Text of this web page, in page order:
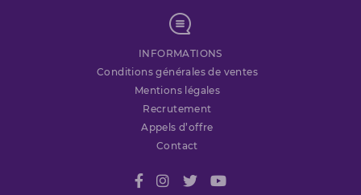
INFORMATIONS
Conditions générales de ventes
Mentions légales
Recrutement
Appels d’offre
Contact